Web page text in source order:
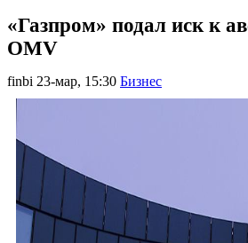
«Газпром» подал иск к
OMV
finbi 23-мар, 15:30 Бизнес